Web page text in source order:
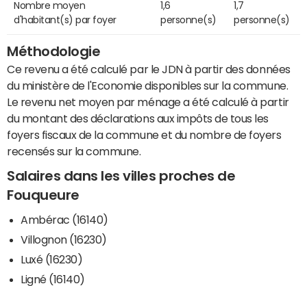
Nombre moyen
d'habitant(s) par foyer
1,6
personne(s)
1,7
personne(s)
Méthodologie
Ce revenu a été calculé par le JDN à partir des données
du ministère de l'Economie disponibles sur la commune.
Le revenu net moyen par ménage a été calculé à partir
du montant des déclarations aux impôts de tous les
foyers fiscaux de la commune et du nombre de foyers
recensés sur la commune.
Salaires dans les villes proches de
Fouqueure
Ambérac (16140)
Villognon (16230)
Luxé (16230)
Ligné (16140)